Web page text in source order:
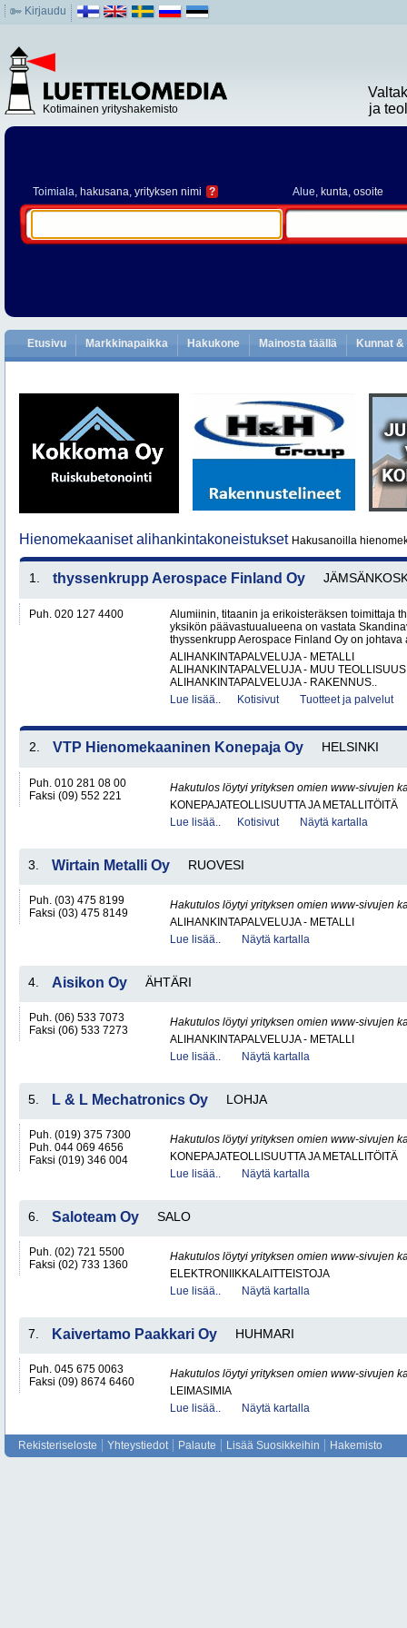
Kirjaudu
Kotimainen yrityshakemisto
ja
Toimiala, hakusana, yrityksen nimi ? Alue, kunta, osoite
Etusivu Markkinapaikka Hakukone Mainosta täällä Kunnat
Hienomekaaniset alihankintakoneistukset Hakusanoilla
1. thyssenkrupp Aerospace Finland Oy
Puh. 020 127 4400
Alumiinin, titaanin ja erikoisteräksen toimittaja
yksikön päävastuualueena on vastata
thyssenkrupp Aerospace Finland Oy on johtava
ALIHANKINTAPALVELUJA - METALLI
ALIHANKINTAPALVELUJA - MUU TEOLLISUUS
ALIHANKINTAPALVELUJA - RAKENNUS..
Lue lisää..
Kotisivut Tuotteet ja palvelut
2. VTP Hienomekaaninen Konepaja Oy HELSINKI
Puh. 010 281 08 00
Faksi (09) 552 221
Hakutulos löytyi yrityksen omien www-sivujen
KONEPAJATEOLLISUUTTA JA METALLITÖITÄ
Lue lisää..
Kotisivut Näytä kartalla
3. Wirtain Metalli Oy RUOVESI
Puh. (03) 475 8199
Faksi (03) 475 8149
Hakutulos löytyi yrityksen omien www-sivujen
ALIHANKINTAPALVELUJA - METALLI
Lue lisää..
Näytä kartalla
4. Aisikon Oy ÄHTÄRI
Puh. (06) 533 7073
Faksi (06) 533 7273
Hakutulos löytyi yrityksen omien www-sivujen
ALIHANKINTAPALVELUJA - METALLI
Lue lisää..
Näytä kartalla
5. L & L Mechatronics Oy LOHJA
Puh. (019) 375 7300
Puh. 044 069 4656
Faksi (019) 346 004
Hakutulos löytyi yrityksen omien www-sivujen
KONEPAJATEOLLISUUTTA JA METALLITÖITÄ
Lue lisää..
Näytä kartalla
6. Saloteam Oy SALO
Puh. (02) 721 5500
Faksi (02) 733 1360
Hakutulos löytyi yrityksen omien www-sivujen
ELEKTRONIIKKALAITTEISTOJA
Lue lisää..
Näytä kartalla
7. Kaivertamo Paakkari Oy HUHMARI
Puh. 045 675 0063
Faksi (09) 8674 6460
Hakutulos löytyi yrityksen omien www-sivujen
LEIMASIMIA
Lue lisää..
Näytä kartalla
Rekisteriseloste Yhteystiedot Palaute Lisää Suosikkeihin Hakemisto